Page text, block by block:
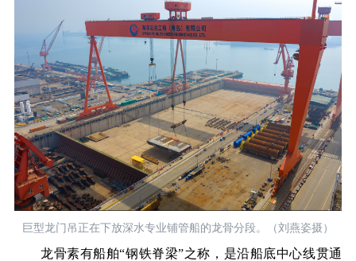
巨型龙门吊正在下放深水专业铺管船的龙骨分段。（刘燕姿摄）
龙骨素有船舶“钢铁脊梁”之称，是沿船底中心线贯通